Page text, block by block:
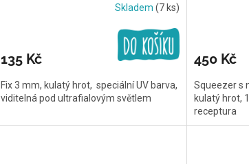
Skladem (7 ks)
135 Kč
Fix 3 mm, kulatý hrot, speciální UV barva,
viditelná pod ultrafialovým světlem
450 Kč
Squeezer s
kulatý hrot,
receptura